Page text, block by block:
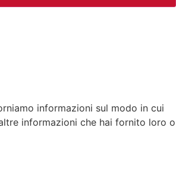
informazioni sul modo in cui
informazioni che hai fornito loro o